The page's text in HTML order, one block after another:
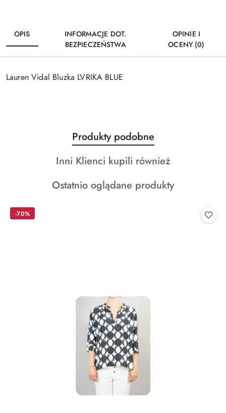
OPIS
INFORMACJE DOT.
BEZPIECZEŃSTWA
OPINIE I
OCENY (0)
Lauren Vidal Bluzka LVRIKA BLUE
Pomiń karuzelę produktów
Produkty
o
statusie:
Produkty podobne
Produkty
statusie:
Inni Klienci kupili również
Produkty
Ostatnio oglądane produkty
-70%